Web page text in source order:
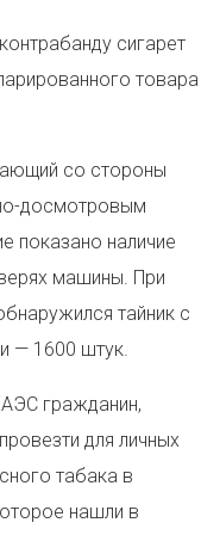
сигарет
товара
со стороны
досмотровым
показано наличие
машины. При
тайник с
— 1600 штук.
гражданин,
для личных
табака в
нашли в